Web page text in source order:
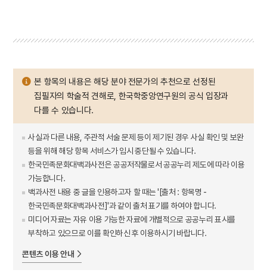
본 항목의 내용은 해당 분야 전문가의 추천으로 선정된
집필자의 학술적 견해로, 한국학중앙연구원의 공식 입장과
다를 수 있습니다.
사실과 다른 내용, 주관적 서술 문제 등이 제기된 경우 사실 확인 및 보완
등을 위해 해당 항목 서비스가 임시 중단될 수 있습니다.
한국민족문화대백과사전은 공공저작물로서 공공누리 제도에 따라 이용
가능합니다.
백과사전 내용 중 글을 인용하고자 할 때는 '[출처 : 항목명 -
한국민족문화대백과사전]'과 같이 출처 표기를 하여야 합니다.
미디어 자료는 자유 이용 가능한 자료에 개별적으로 공공누리 표시를
부착하고 있으므로 이를 확인하신 후 이용하시기 바랍니다.
콘텐츠 이용 안내